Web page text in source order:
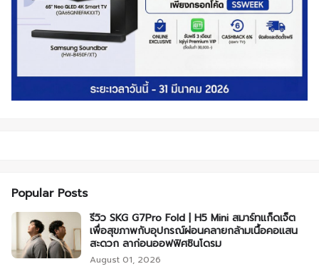
Popular Posts
รีวิว SKG G7Pro Fold | H5 Mini สมาร์ทแก็ดเจ็ต
เพื่อสุขภาพกับอุปกรณ์ผ่อนคลายกล้ามเนื้อคอแสน
สะดวก ลาก่อนออฟฟิศซินโดรม
August 01, 2026